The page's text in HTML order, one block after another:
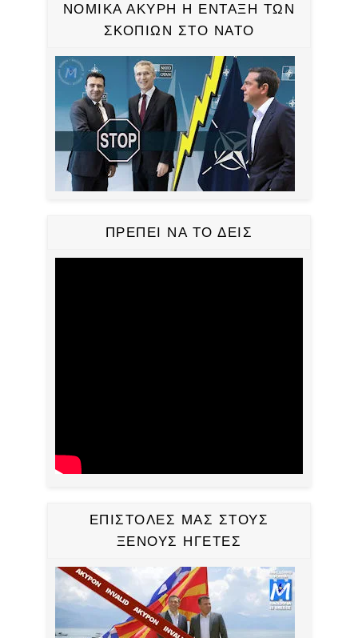
ΝΟΜΙΚΑ ΑΚΥΡΗ Η ΕΝΤΑΞΗ ΤΩΝ
ΣΚΟΠΙΩΝ ΣΤΟ ΝΑΤΟ
ΠΡΕΠΕΙ ΝΑ ΤΟ ΔΕΙΣ
ΕΠΙΣΤΟΛΕΣ ΜΑΣ ΣΤΟΥΣ
ΞΕΝΟΥΣ ΗΓΕΤΕΣ